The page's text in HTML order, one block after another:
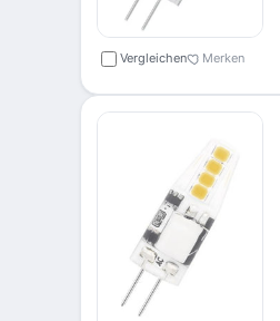
Vergleichen Merken